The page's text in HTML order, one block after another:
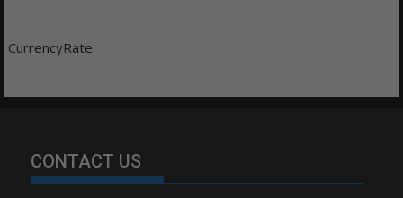
CurrencyRate
CONTACT US